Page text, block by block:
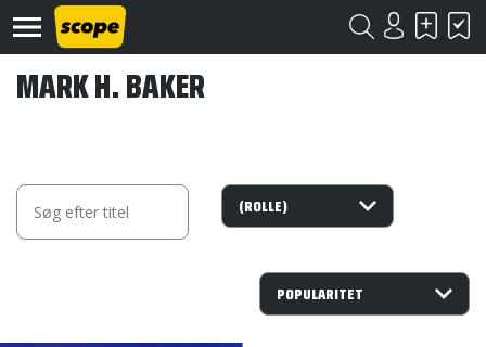
Om
MARK H. BAKER